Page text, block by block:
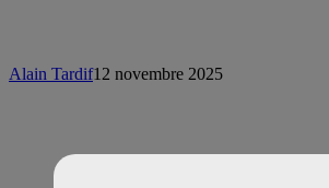
Alain Tardif12 novembre 2025